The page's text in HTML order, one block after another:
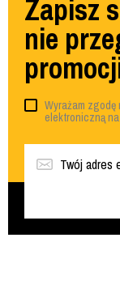
Zapisz
nie
Wyrażam
elektroniczną